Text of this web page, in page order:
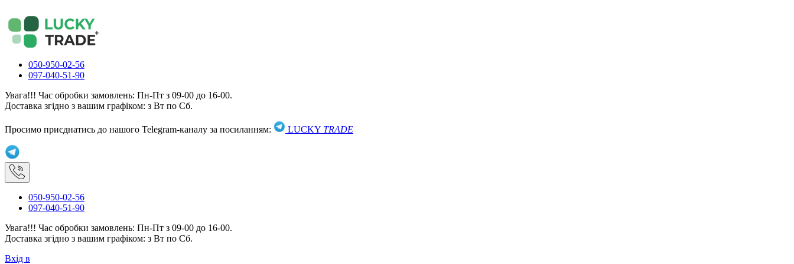
050-950-02-56
097-040-51-90
Увага!!! Час обробки замовлень: Пн-Пт з 09-00 до 16-00.
Доставка згідно з вашим графіком: з Вт по Сб.
Просимо приєднатись до нашого Telegram-каналу за посиланням: LUCKY TRADE
050-950-02-56
097-040-51-90
Увага!!! Час обробки замовлень: Пн-Пт з 09-00 до 16-00.
Доставка згідно з вашим графіком: з Вт по Сб.
Вхід в